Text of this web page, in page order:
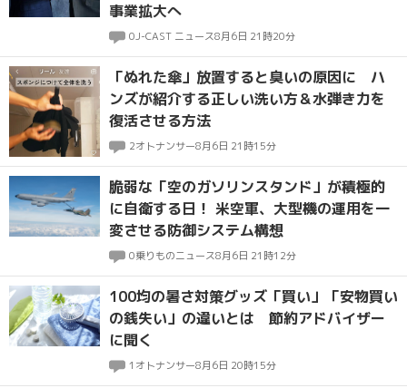
事業拡大へ
0J-CAST ニュース8月6日 21時20分
「ぬれた傘」放置すると臭いの原因に ハ
ンズが紹介する正しい洗い方＆水弾き力を
復活させる方法
2オトナンサー8月6日 21時15分
脆弱な「空のガソリンスタンド」が積極的
に自衛する日！ 米空軍、大型機の運用を一
変させる防御システム構想
0乗りものニュース8月6日 21時12分
100均の暑さ対策グッズ「買い」「安物買い
の銭失い」の違いとは 節約アドバイザー
に聞く
1 オトナンサー8月6日 20時15分